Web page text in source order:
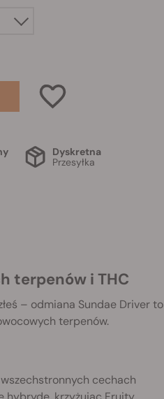
Dyskretna
Przesyłka
terpenów i THC
– odmiana Sundae Driver to
terpenów.
cechach